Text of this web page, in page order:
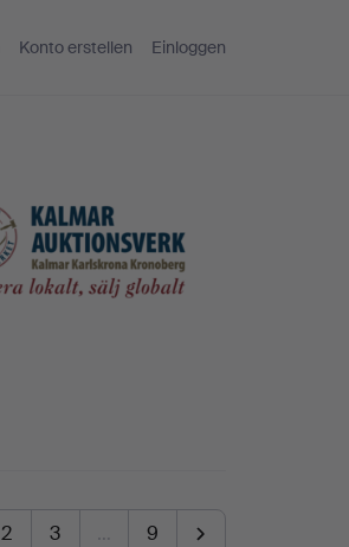
Konto erstellen Einloggen
2 3 … 9